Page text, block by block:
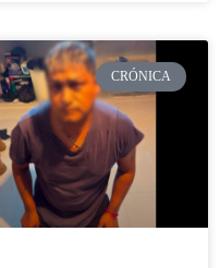
CRÓNICA